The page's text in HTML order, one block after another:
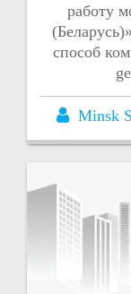
работу
способ
Minsk